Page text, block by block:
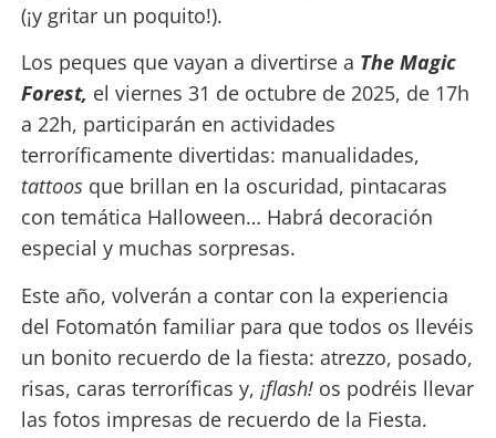
(¡y gritar un poquito!).
Los peques que vayan a divertirse a The Magic
Forest, el viernes 31 de octubre de 2025, de 17h
a 22h, participarán en actividades
terroríficamente divertidas: manualidades,
tattoosque brillan en la oscuridad, pintacaras
con temática Halloween… Habrá decoración
especial y muchas sorpresas.
Este año, volverán a contar con la experiencia
del Fotomatón familiar para que todos os llevéis
un bonito recuerdo de la fiesta: atrezzo, posado,
risas, caras terroríficas y, ¡flash!os podréis llevar
las fotos impresas de recuerdo de la Fiesta.